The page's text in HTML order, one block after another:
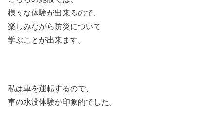
様々な体験が出来るので、
楽しみながら防災について
学ぶことが出来ます。
私は車を運転するので、
車の水没体験が印象的でした。